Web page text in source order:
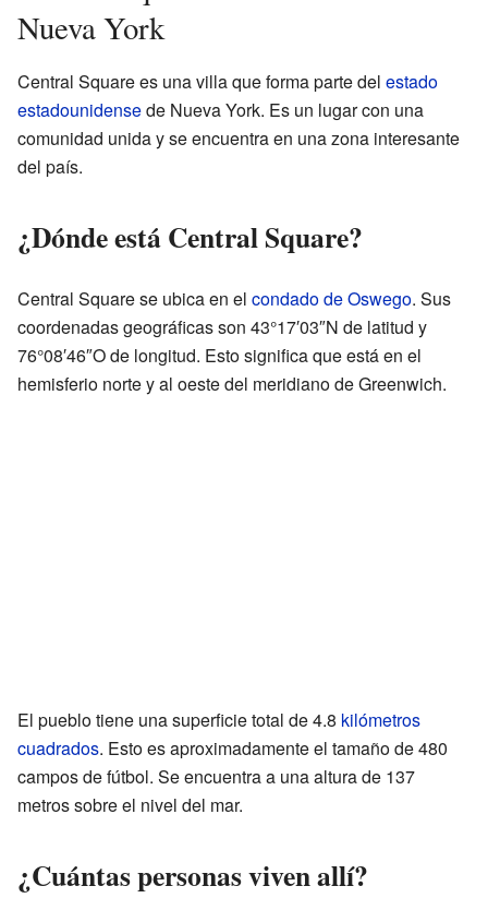
Nueva York
Central Square es una villa que forma parte del estado
estadounidensede Nueva York. Es un lugar con una
comunidad unida y se encuentra en una zona interesante
del país.
¿Dónde está Central Square?
Central Square se ubica en el condado de Oswego. Sus
coordenadas geográficas son 43°17′03″N de latitud y
76°08′46″O de longitud. Esto significa que está en el
hemisferio norte y al oeste del meridiano de Greenwich.
El pueblo tiene una superficie total de 4.8 kilómetros
cuadrados. Esto es aproximadamente el tamaño de 480
campos de fútbol. Se encuentra a una altura de 137
metros sobre el nivel del mar.
¿Cuántas personas viven allí?